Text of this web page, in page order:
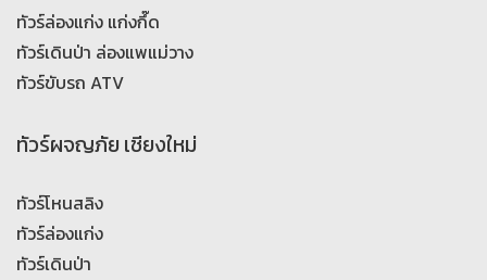
ทัวร์ล่องแก่ง แก่งกึ๊ด
ทัวร์เดินป่า ล่องแพแม่วาง
ทัวร์ขับรถ ATV
ทัวร์ผจญภัย เชียงใหม่
ทัวร์โหนสลิง
ทัวร์ล่องแก่ง
ทัวร์เดินป่า